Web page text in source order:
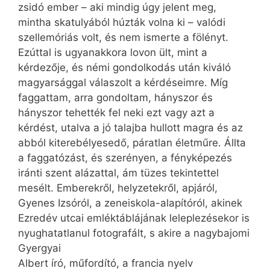
zsidó ember – aki mindig úgy jelent meg,
mintha skatulyából húzták volna ki – valódi
szellemóriás volt, és nem ismerte a fölényt.
Ezúttal is ugyanakkora lovon ült, mint a
kérdezője, és némi gondolkodás után kiváló
magyarsággal válaszolt a kérdéseimre. Míg
faggattam, arra gondoltam, hányszor és
hányszor tehették fel neki ezt vagy azt a
kérdést, utalva a jó talajba hullott magra és az
abból kiterebélyesedő, páratlan életműre. Állta
a faggatózást, és szerényen, a fényképezés
iránti szent alázattal, ám tüzes tekintettel
mesélt. Emberekről, helyzetekről, apjáról,
Gyenes Izsóról, a zeneiskola-alapítóról, akinek
Ezredév utcai emléktáblájának leleplezésekor is
nyughatatlanul fotografált, s akire a nagybajomi
Gyergyai
Albert író, műfordító, a francia nyelv